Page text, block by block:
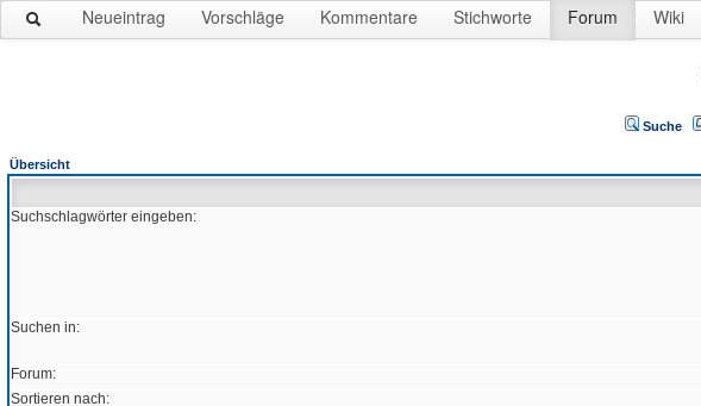
Neueintrag Vorschläge Kommentare Stichworte Forum Wiki
Suche
Übersicht
Suchschlagwörter eingeben:
Suchen in:
Forum:
Sortieren nach: